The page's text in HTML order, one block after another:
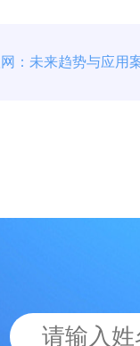
：未来趋势与应用